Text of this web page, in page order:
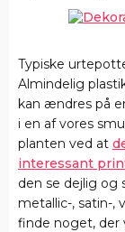
Typiske
Almindelig
kan ændres på
i en af vores
planten ved at
interessant
den se dejlig
metallic-, satin-,
finde noget, der